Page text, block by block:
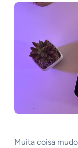
Muita coisa